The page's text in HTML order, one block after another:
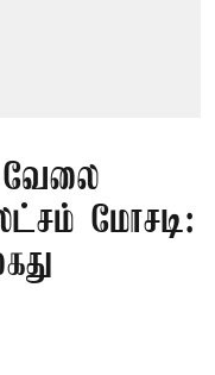
வேலை
மோசடி: